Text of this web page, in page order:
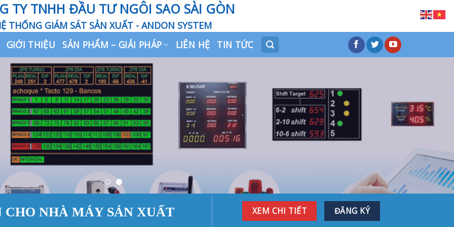
TY TNHH ĐẦU TƯ NGÔI SAO SÀI GÒN
THỐNG GIÁM SÁT SẢN XUẤT - ANDON SYSTEM
GIỚI THIỆU SẢN PHẨM – GIẢI PHÁP LIÊN HỆ TIN TỨC
NHÀ MÁY SẢN XUẤT XEM CHI TIẾT ĐĂNG KÝ